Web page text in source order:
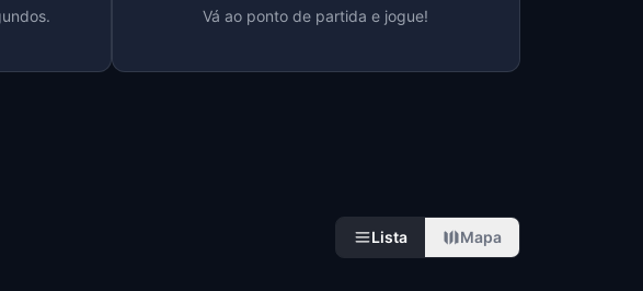
Vá ao ponto de partida e jogue!
Lista Mapa